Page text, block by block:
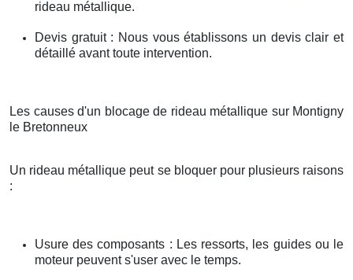
rideau métallique.
Devis gratuit : Nous vous établissons un devis clair et
détaillé avant toute intervention.
Les causes d'un blocage de rideau métallique sur Montigny
le Bretonneux
Un rideau métallique peut se bloquer pour plusieurs raisons
:
Usure des composants : Les ressorts, les guides ou le
moteur peuvent s'user avec le temps.